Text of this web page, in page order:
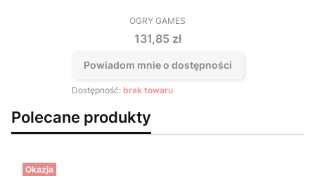
PRODUCENT
OGRY GAMES
Cena
131,85 zł
Powiadom mnie o dostępności
Dostępność: brak towaru
Polecane produkty
Okazja